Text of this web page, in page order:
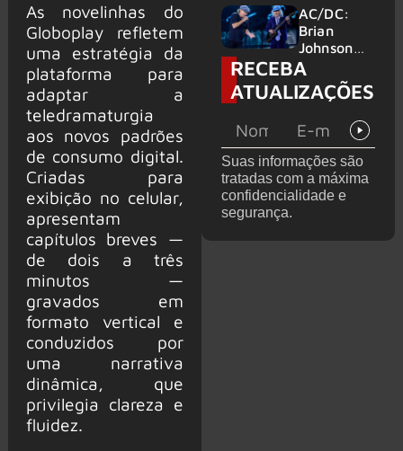
As novelinhas do
Globoplay refletem
uma estratégia da
plataforma para
adaptar a
teledramaturgia
aos novos padrões
de consumo digital.
Criadas para
exibição no celular,
apresentam
capítulos breves —
de dois a três
minutos —
gravados em
formato vertical e
conduzidos por
uma narrativa
dinâmica, que
privilegia clareza e
fluidez.
anunciados
no Wacken
2027
clássicos
do Bon
Jovi com o
supergrupo
Kings of
Chaos nos
Unidos
AC/DC:
Brian
Johnson
quase é
atingido
por canhão
RECEBA
ATUALIZAÇÕES
Suas informações são
tratadas com a máxima
confidencialidade e
segurança.